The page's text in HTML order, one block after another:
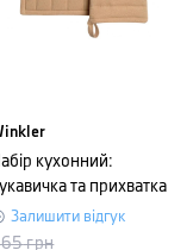
кухонний:
та прихватка
JONA, пісочний,
предмети
Залишити відгук
грн